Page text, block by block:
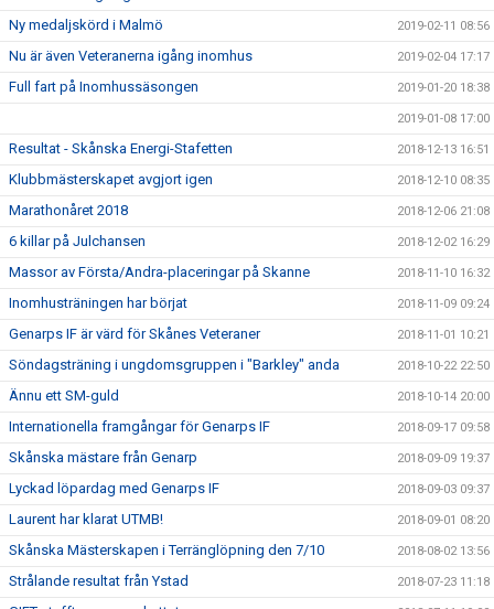
Ny medaljskörd i Malmö 2019-02-11 08:56
Nu är även Veteranerna igång inomhus 2019-02-04 17:17
Full fart på Inomhussäsongen 2019-01-20 18:38
2019-01-08 17:00
Resultat - Skånska Energi-Stafetten 2018-12-13 16:51
Klubbmästerskapet avgjort igen 2018-12-10 08:35
Marathonåret 2018 2018-12-06 21:08
6 killar på Julchansen 2018-12-02 16:29
Massor av Första/Andra-placeringar på Skanne 2018-11-10 16:32
Inomhusträningen har börjat 2018-11-09 09:24
Genarps IF är värd för Skånes Veteraner 2018-11-01 10:21
Söndagsträning i ungdomsgruppen i "Barkley" anda 2018-10-22 22:50
Ännu ett SM-guld 2018-10-14 20:00
Internationella framgångar för Genarps IF 2018-09-17 09:58
Skånska mästare från Genarp 2018-09-09 19:37
Lyckad löpardag med Genarps IF 2018-09-03 09:37
Laurent har klarat UTMB! 2018-09-01 08:20
Skånska Mästerskapen i Terränglöpning den 7/10 2018-08-02 13:56
Strålande resultat från Ystad 2018-07-23 11:18